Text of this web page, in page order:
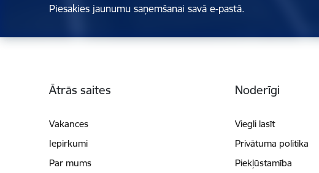
Piesakies jaunumu saņemšanai savā e-pastā.
Ātrās saites
Vakances
Iepirkumi
Par mums
Noderīgi
Viegli lasīt
Privātuma politika
Piekļūstamība